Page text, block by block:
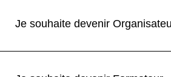
Je souhaite devenir